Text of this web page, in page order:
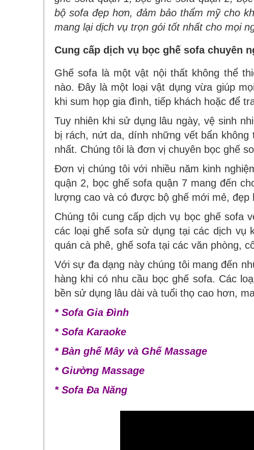
bộ sofa đẹp hơn, đảm bảo thẩm mỹ cho
mang lại dịch vụ trọn gói tốt nhất cho mọi
Cung cấp dịch vụ bọc ghế sofa chuyên
Ghế sofa là một vật nội thất không thể
nào. Đây là một loại vật dụng vừa giúp
khi sum họp gia đình, tiếp khách hoặc để
Tuy nhiên khi sử dụng lâu ngày, vệ sinh
bị rách, nứt da, dính những vết bẩn
nhất. Chúng tôi là đơn vị chuyên bọc ghế
Đơn vị chúng tôi với nhiều năm kinh
quận 2, bọc ghế sofa quận 7 mang đến
lượng cao và có được bộ ghế mới mẻ,
Chúng tôi cung cấp dịch vụ bọc ghế sofa
các loại ghế sofa sử dụng tại các dịch vụ
quán cà phê, ghế sofa tại các văn phòng,
Với sự đa dạng này chúng tôi mang đến
hàng khi có nhu cầu bọc ghế sofa. Các
bền sử dụng lâu dài và tuổi thọ cao hơn,
* Sofa Gia Đình
* Sofa Karaoke
* Bàn ghế Mây và Ghế Massage
* Giường Massage
* Sofa Đa Năng